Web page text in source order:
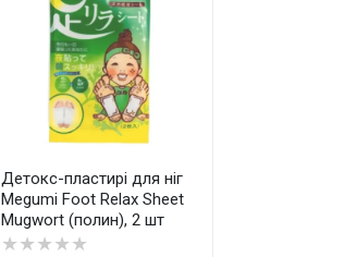
Детокс-пластирі для ніг
Megumi Foot Relax Sheet
Mugwort (полин), 2 шт
★★★★★